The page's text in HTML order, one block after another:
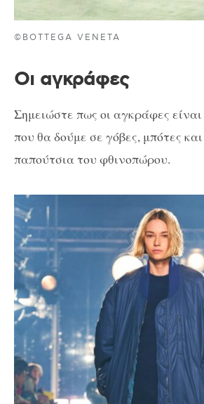
©BOTTEGA VENETA
Οι αγκράφες
Σημειώστε πως οι αγκράφες
που θα δούμε σε γόβες, μπότες
παπούτσια του φθινοπώρου.